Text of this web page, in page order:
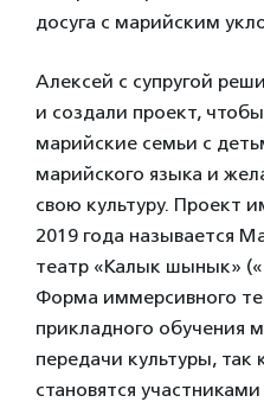
досуга с марийским
Алексей с супругой
и создали проект,
марийские семьи с
марийского языка и
свою культуру. Проект
2019 года называется
театр «Калык шынык»
Форма иммерсивного
прикладного обучения
передачи культуры, так
становятся